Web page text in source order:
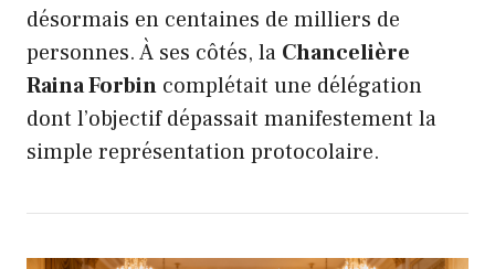
désormais en centaines de milliers de
personnes. À ses côtés, la Chancelière
Raina Forbin complétait une délégation
dont l’objectif dépassait manifestement la
simple représentation protocolaire.